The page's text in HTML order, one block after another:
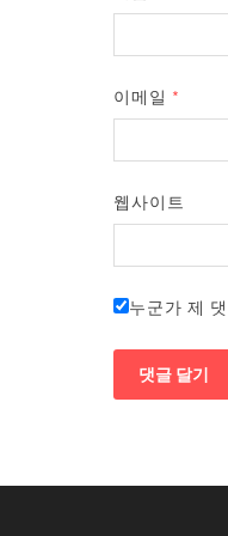
이메일 *
웹사이트
누군가 제